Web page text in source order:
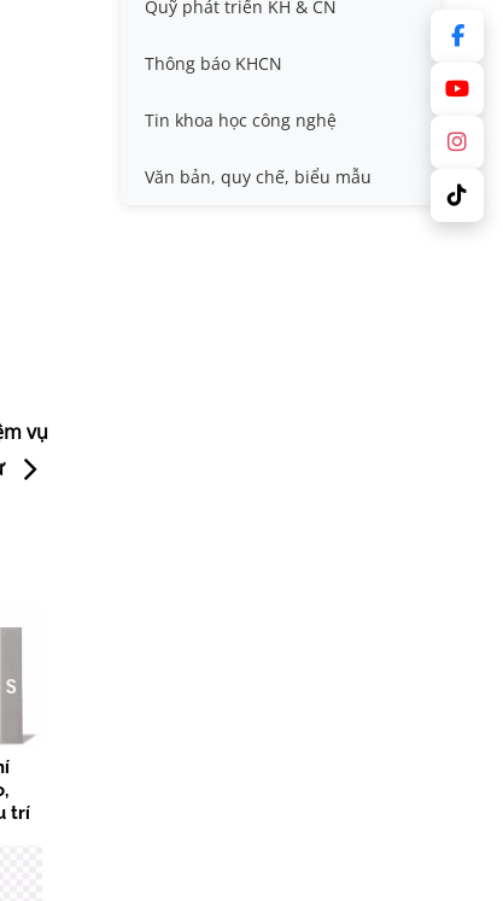
vụ
trí
Nafosted, Nghị định thư
Sở hữu trí tuệ
Thông tin ứng viên GS/PGS
Tiêu chuẩn, quy chuẩn
Hội nghị quốc tế và hội nghị
Quỹ phát triển KH & CN
Thông báo KHCN
Tin khoa học công nghệ
Văn bản, quy chế, biểu mẫu